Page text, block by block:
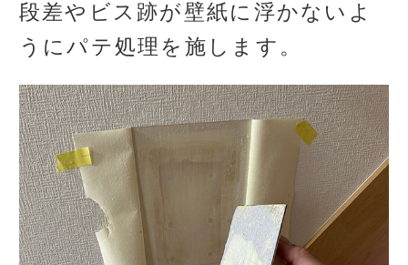
段差やビス跡が壁紙に浮かないよ
うにパテ処理を施します。